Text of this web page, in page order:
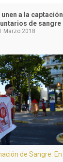
a la captación
de sangre
Marzo 2018
de Sangre: En